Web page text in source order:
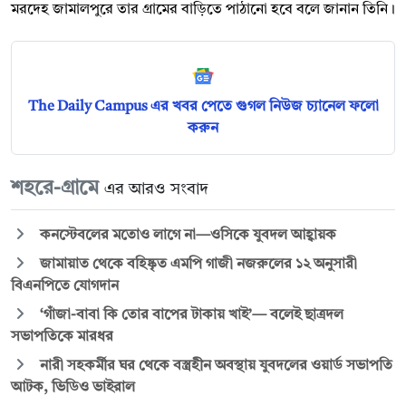
মরদেহ জামালপুরে তার গ্রামের বাড়িতে পাঠানো হবে বলে জানান তিনি।
The Daily Campus এর খবর পেতে গুগল নিউজ চ্যানেল ফলো
করুন
শহরে-গ্রামে এর আরও সংবাদ
কনস্টেবলের মতোও লাগে না—ওসিকে যুবদল আহ্বায়ক
জামায়াত থেকে বহিষ্কৃত এমপি গাজী নজরুলের ১২ অনুসারী
বিএনপিতে যোগদান
‘গাঁজা-বাবা কি তোর বাপের টাকায় খাই’— বলেই ছাত্রদল
সভাপতিকে মারধর
নারী সহকর্মীর ঘর থেকে বস্ত্রহীন অবস্থায় যুবদলের ওয়ার্ড সভাপতি
আটক, ভিডিও ভাইরাল